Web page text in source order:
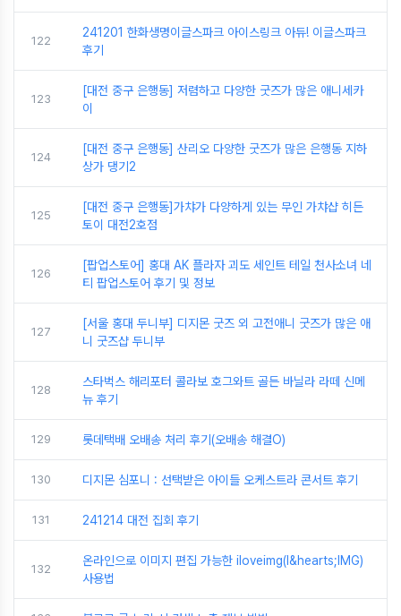
122
241201 한화생명이글스파크 아이스링크 아듀! 이글스파크
후기
123
[대전 중구 은행동] 저렴하고 다양한 굿즈가 많은 애니세카
이
124
[대전 중구 은행동] 산리오 다양한 굿즈가 많은 은행동 지하
상가 댕기2
125
[대전 중구 은행동]가챠가 다양하게 있는 무인 가챠샵 히든
토이 대전2호점
126
[팝업스토어] 홍대 AK 플라자 괴도 세인트 테일 천사소녀 네
티 팝업스토어 후기 및 정보
127
[서울 홍대 두니부] 디지몬 굿즈 외 고전애니 굿즈가 많은 애
니 굿즈샵 두니부
128
스타벅스 해리포터 콜라보 호그와트 골든 바닐라 라떼 신메
뉴 후기
129 롯데택배 오배송 처리 후기(오배송 해결O)
130 디지몬 심포니 : 선택받은 아이들 오케스트라 콘서트 후기
131 241214 대전 집회 후기
132
온라인으로 이미지 편집 가능한 iloveimg(I&hearts;IMG)
사용법